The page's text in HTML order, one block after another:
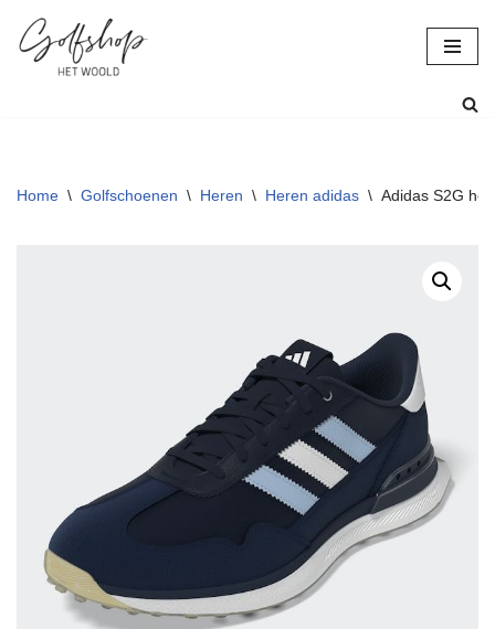
Ga
Home \ Golfschoenen \ Heren \ Heren adidas \ Adidas S2G